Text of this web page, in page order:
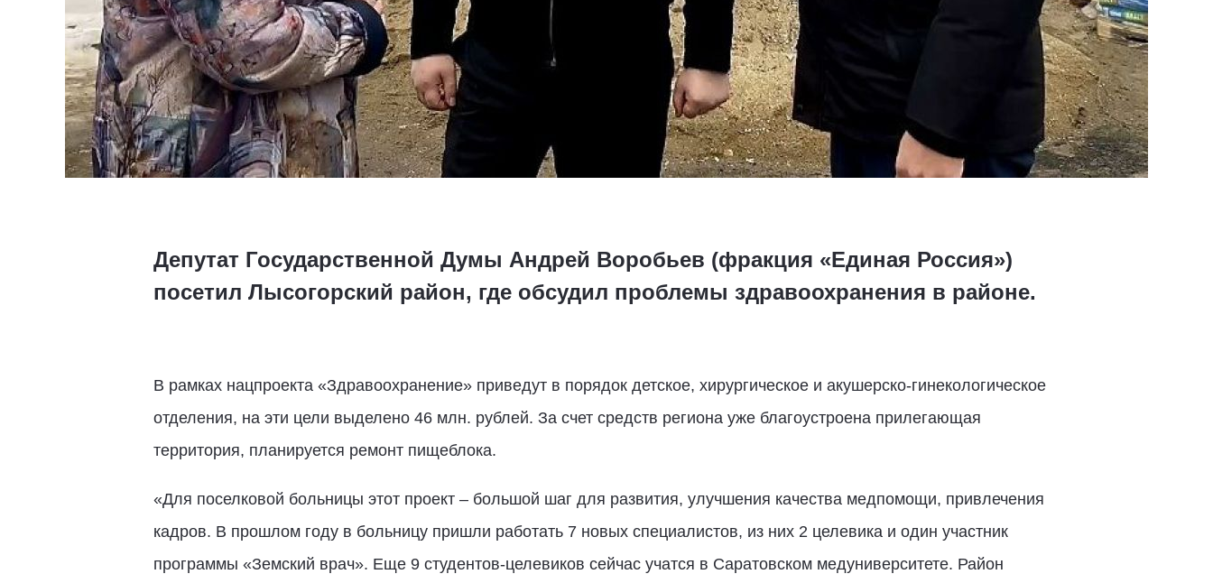
Депутат Государственной Думы Андрей Воробьев (фракция «Единая Россия»)
посетил Лысогорский район, где обсудил проблемы здравоохранения в районе.
В рамках нацпроекта «Здравоохранение» приведут в порядок детское, хирургическое и акушерско-гинекологическое
отделения, на эти цели выделено 46 млн. рублей. За счет средств региона уже благоустроена прилегающая
территория, планируется ремонт пищеблока.
«Для поселковой больницы этот проект – большой шаг для развития, улучшения качества медпомощи, привлечения
кадров. В прошлом году в больницу пришли работать 7 новых специалистов, из них 2 целевика и один участник
программы «Земский врач». Еще 9 студентов-целевиков сейчас учатся в Саратовском медуниверситете. Район